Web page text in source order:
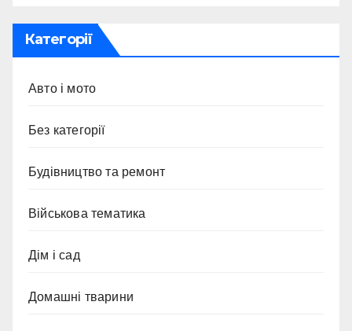
Категорії
Авто і мото
Без категорії
Будівництво та ремонт
Військова тематика
Дім і сад
Домашні тварини